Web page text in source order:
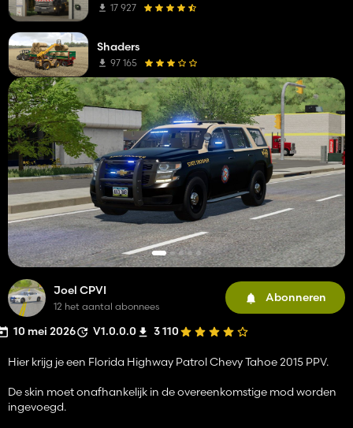
Joel CPVI
12 het aantal abonnees
Abonneren
10 mei 2026 V1.0.0.0 3 110
Hier krijg je een Florida Highway Patrol Chevy Tahoe 2015 PPV.
De skin moet onafhankelijk in de overeenkomstige mod worden
ingevoegd.
17 927
Shaders
97 165